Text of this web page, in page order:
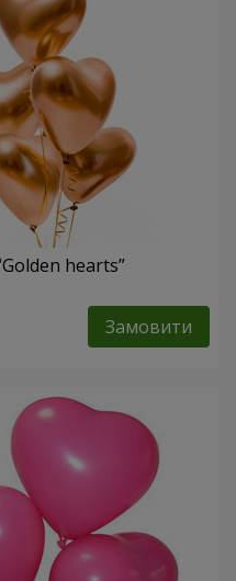
hearts”
Замовити